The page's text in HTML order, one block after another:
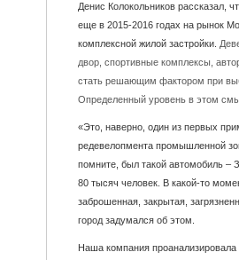
Денис Колокольников рассказал,
еще в 2015-2016 годах на рынок
комплексной жилой застройки.
двор, спортивные комплексы,
стать решающим фактором при
Определенный уровень в этом
«Это, наверно, один из первых
редевелопмента промышленной
помните, был такой автомобиль –
80 тысяч человек. В какой-то
заброшенная, закрытая,
город задумался об этом.
Наша компания проанализировала